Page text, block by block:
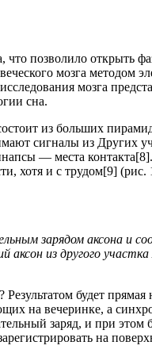
позволило открыть
мозга методом
мозга
сна.
из больших
сигналы из Других
— места контакта[8].
хотя и с трудом[9]
зарядом аксона
из другого
будет
на вечеринке, а
заряд, и при этом
на